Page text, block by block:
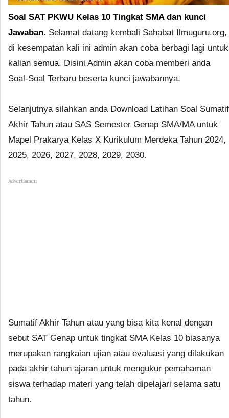
Soal SAT PKWU Kelas 10 Tingkat SMA dan kunci
Jawaban. Selamat datang kembali Sahabat Ilmuguru.org,
di kesempatan kali ini admin akan coba berbagi lagi untuk
kalian semua. Disini Admin akan coba memberi anda
Soal-Soal Terbaru beserta kunci jawabannya.
Selanjutnya silahkan anda Download Latihan Soal Sumatif
Akhir Tahun atau SAS Semester Genap SMA/MA untuk
Mapel Prakarya Kelas X Kurikulum Merdeka Tahun 2024,
2025, 2026, 2027, 2028, 2029, 2030.
Advertismen
Sumatif Akhir Tahun atau yang bisa kita kenal dengan
sebut SAT Genap untuk tingkat SMA Kelas 10 biasanya
merupakan rangkaian ujian atau evaluasi yang dilakukan
pada akhir tahun ajaran untuk mengukur pemahaman
siswa terhadap materi yang telah dipelajari selama satu
tahun.